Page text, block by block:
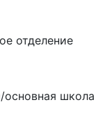
отделение
школа